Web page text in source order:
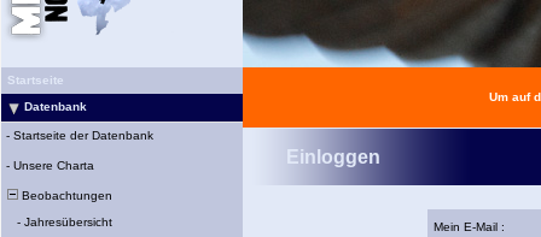
Startseite
Datenbank
- Startseite der Datenbank
- Unsere Charta
Beobachtungen
- Jahresübersicht
Um auf
Einloggen
Mein E-Mail :